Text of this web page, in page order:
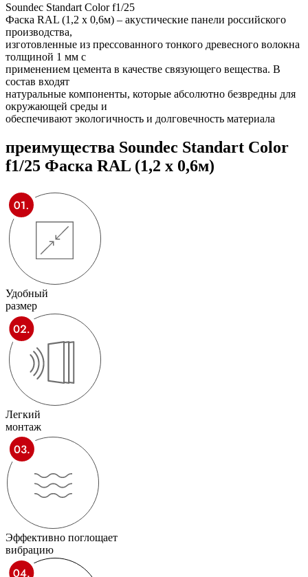
Soundec Standart Color f1/25
Фаска RAL (1,2 x 0,6м) – акустические панели российского
производства,
изготовленные из прессованного тонкого древесного волокна
толщиной 1 мм с
применением цемента в качестве связующего вещества. В
состав входят
натуральные компоненты, которые абсолютно безвредны для
окружающей среды и
обеспечивают экологичность и долговечность материала
преимущества Soundec Standart Color
f1/25 Фаска RAL (1,2 x 0,6м)
Удобный
размер
Легкий
монтаж
Эффективно поглощает
вибрацию